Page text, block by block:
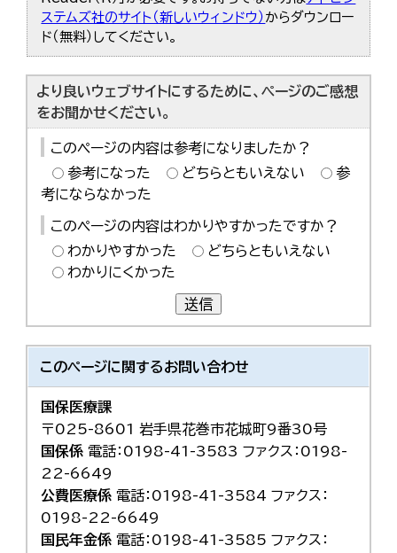
ステムズ社のサイト（新しいウィンドウ） からダウンロー
ド（無料）してください。
より良いウェブサイトにするために、ページのご感想
をお聞かせください。
このページの内容は参考になりましたか？
参考になった
どちらともいえない
参
考にならなかった
このページの内容はわかりやすかったですか？
わかりやすかった
どちらともいえない
わかりにくかった
送信
このページに関するお問い合わせ
国保医療課
〒025-8601 岩手県花巻市花城町9番30号
国保係 電話：0198-41-3583 ファクス：0198-
22-6649
公費医療係 電話：0198-41-3584 ファクス：
0198-22-6649
国民年金係 電話：0198-41-3585 ファクス：